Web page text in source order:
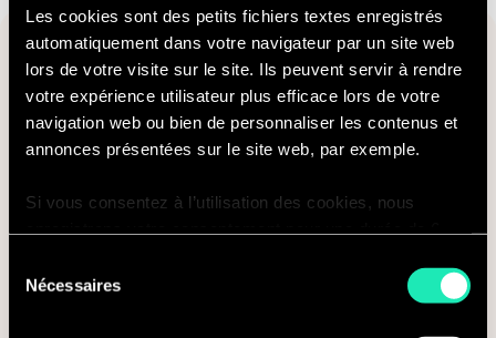
Les cookies sont des petits fichiers textes enregistrés
automatiquement dans votre navigateur par un site web
lors de votre visite sur le site. Ils peuvent servir à rendre
votre expérience utilisateur plus efficace lors de votre
navigation web ou bien de personnaliser les contenus et
annonces présentées sur le site web, par exemple.
Si vous consentez à l’utilisation des cookies, nous
consentir à cette utilisation à nouveau. Si vous ne
Nécessaires
Téléchargez l'insight complet ici !
Courriel*